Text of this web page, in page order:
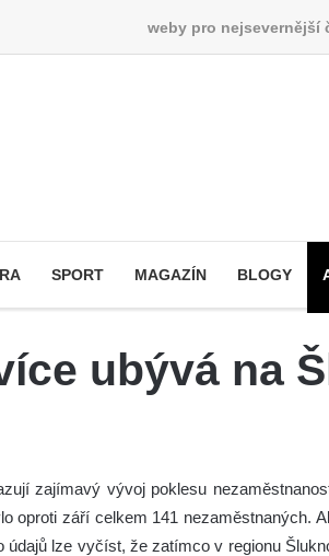
weby pro nejsevernější
SPORT MAGAZÍN BLOGY
ubývá na
zajímavý vývoj poklesu
oproti září celkem 141 nezaměstnaných.
lze vyčíst, že zatímco v regionu